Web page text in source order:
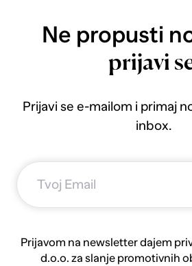
Ne propusti
prijavi
Prijavi se e-mailom i primaj
inbox.
Prijavom na newsletter dajem
d.o.o. za slanje promotivnih